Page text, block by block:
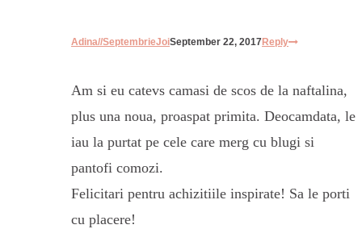
Adina//SeptembrieJoiSeptember 22, 2017Reply
Am si eu catevs camasi de scos de la naftalina,
plus una noua, proaspat primita. Deocamdata, le
iau la purtat pe cele care merg cu blugi si
pantofi comozi.
Felicitari pentru achizitiile inspirate! Sa le porti
cu placere!